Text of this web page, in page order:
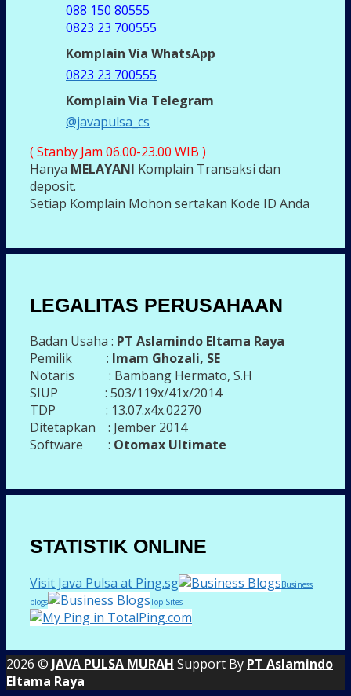
088 150 80555
0823 23 700555
Komplain Via WhatsApp
0823 23 700555
Komplain Via Telegram
@javapulsa_cs
( Stanby Jam 06.00-23.00 WIB )
Hanya MELAYANI Komplain Transaksi dan
deposit.
Setiap Komplain Mohon sertakan Kode ID Anda
LEGALITAS PERUSAHAAN
Badan Usaha : PT Aslamindo Eltama Raya
Pemilik : Imam Ghozali, SE
Notaris : Bambang Hermato, S.H
SIUP : 503/119x/41x/2014
TDP : 13.07.x4x.02270
Ditetapkan : Jember 2014
Software : Otomax Ultimate
STATISTIK ONLINE
Visit Java Pulsa at Ping.sg
Business
blogs
Top Sites
2026 © JAVA PULSA MURAH Support By PT Aslamindo
Eltama Raya